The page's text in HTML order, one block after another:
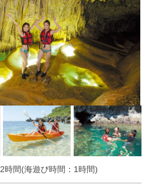
2時間(海遊び時間：1時間)